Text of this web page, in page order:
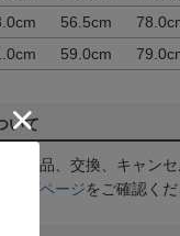
56.5cm
59.0cm
いて
る返品、交換、キャン
ヘルプページをご確認くだ